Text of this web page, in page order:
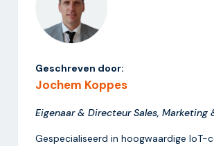
Geschreven door:
Jochem Koppes
Eigenaar & Directeur Sales, Marketing
Gespecialiseerd in hoogwaardige IoT-